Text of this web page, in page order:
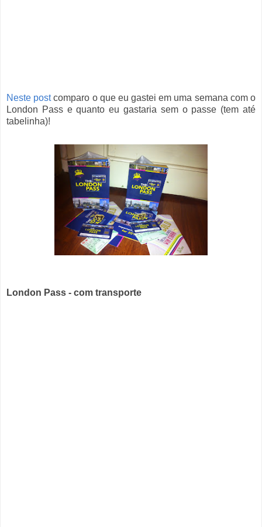
Neste postcomparo o que eu gastei em uma semana com o
London Pass e quanto eu gastaria sem o passe (tem até
tabelinha)!
London Pass - com transporte